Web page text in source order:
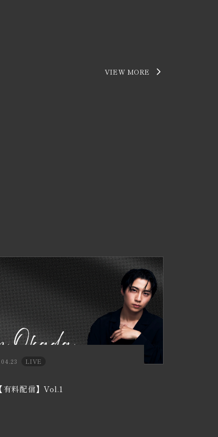
VIEW MORE
LIVE
有料配信】Vol.1